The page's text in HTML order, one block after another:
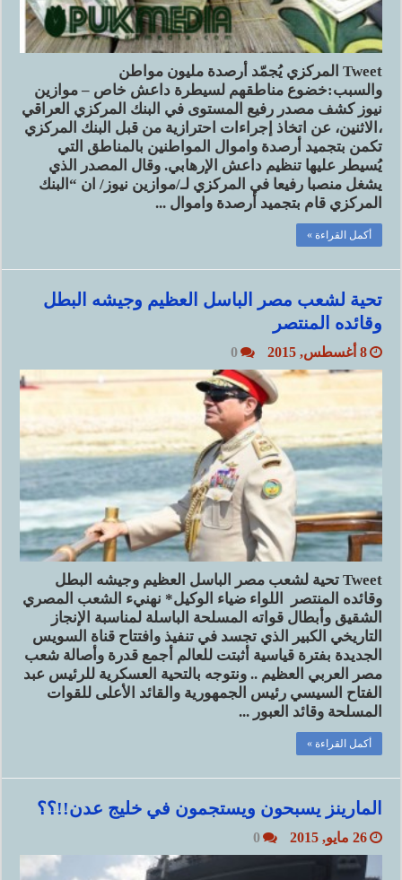
Tweet المركزي يُجمّد أرصدة مليون مواطن
والسبب:خضوع مناطقهم لسيطرة داعش خاص – موازين
نيوز كشف مصدر رفيع المستوى في البنك المركزي العراقي
،الاثنين، عن اتخاذ إجراءات احترازية من قبل البنك المركزي
تكمن بتجميد أرصدة واموال المواطنين بالمناطق التي
يُسيطر عليها تنظيم داعش الإرهابي. وقال المصدر الذي
يشغل منصبا رفيعا في المركزي لـ/موازين نيوز/ ان “البنك
المركزي قام بتجميد أرصدة واموال ...
أكمل القراءة »
تحية لشعب مصر الباسل العظيم وجيشه البطل
وقائده المنتصر
8 أغسطس, 2015 0
Tweet تحية لشعب مصر الباسل العظيم وجيشه البطل
وقائده المنتصر اللواء ضياء الوكيل* نهنيء الشعب المصري
الشقيق وأبطال قواته المسلحة الباسلة لمناسبة الإنجاز
التاريخي الكبير الذي تجسد في تنفيذ وافتتاح قناة السويس
الجديدة بفترة قياسية أثبتت للعالم أجمع قدرة وأصالة شعب
مصر العربي العظيم .. ونتوجه بالتحية العسكرية للرئيس عبد
الفتاح السيسي رئيس الجمهورية والقائد الأعلى للقوات
المسلحة وقائد العبور ...
أكمل القراءة »
المارينز يسبحون ويستجمون في خليج عدن!!؟؟
26 مايو, 2015 0